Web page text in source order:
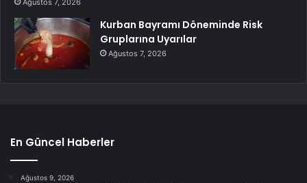
Kurban Bayramı Döneminde Risk
Gruplarına Uyarılar
Ağustos 7, 2026
En Güncel Haberler
Ağustos 9, 2026